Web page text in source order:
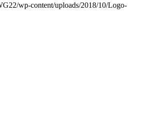
wp-content/uploads/2018/10/Logo-